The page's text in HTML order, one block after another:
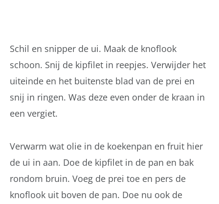
Schil en snipper de ui. Maak de knoflook
schoon. Snij de kipfilet in reepjes. Verwijder het
uiteinde en het buitenste blad van de prei en
snij in ringen. Was deze even onder de kraan in
een vergiet.
Verwarm wat olie in de koekenpan en fruit hier
de ui in aan. Doe de kipfilet in de pan en bak
rondom bruin. Voeg de prei toe en pers de
knoflook uit boven de pan. Doe nu ook de